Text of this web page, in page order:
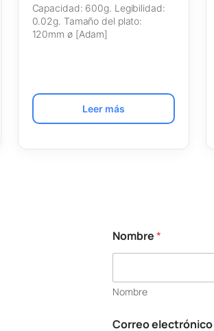
Capacidad: 600g. Legibilidad:
0.02g. Tamaño del plato:
120mm ø [Adam]
Leer más
N
o
b
r
s
Nombre*
Nombre
Correo electrónico